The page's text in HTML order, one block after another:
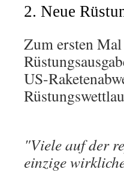
2. Neue
Zum ersten
US-
"Viele auf der
einzige